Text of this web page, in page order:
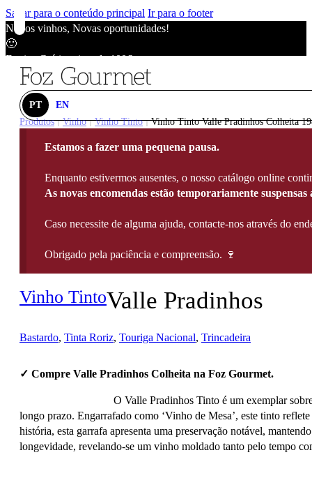
Saltar para o conteúdo principal Ir para o footer
Novos vinhos, Novas oportunidades!
🙂
Envios Grátis acima de 100€
Novos vinhos, Novas oportunidades!
Envios Grátis acima de 100€
Novos vinhos, Novas oportunidades!
Envios Grátis acima de 100€
PT
EN
Produtos | Vinho | Vinho Tinto | Vinho Tinto Valle Pradinhos Colheita
Estamos a fazer uma pequena pausa.
Enquanto estivermos ausentes, o nosso catálogo online
As novas encomendas estão temporariamente suspensas
Caso necessite de alguma ajuda, contacte-nos através do
Obrigado pela paciência e compreensão. 🍷
Vinho TintoValle Pradinhos
Bastardo, Tinta Roriz, Touriga Nacional, Trincadeira
✓ Compre Valle Pradinhos Colheita na Foz Gourmet.
O Valle Pradinhos Tinto é um exemplar
longo prazo. Engarrafado como ‘Vinho de Mesa’, este tinto
história, esta garrafa apresenta uma preservação notável,
longevidade, revelando-se um vinho moldado tanto pelo tempo